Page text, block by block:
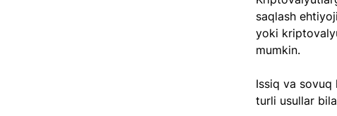
saqlash
yoki
mumkin.
Issiq va
turli usullar